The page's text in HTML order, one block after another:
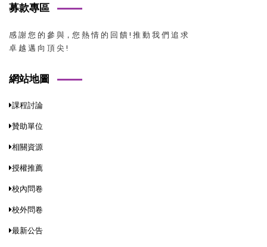
募款專區
感 謝 您 的 參 與，您 熱 情 的 回 饋 ! 推 動 我 們 追 求
卓 越 邁 向 頂 尖 !
網站地圖
課程討論
贊助單位
相關資源
授權推薦
校內問卷
校外問卷
最新公告